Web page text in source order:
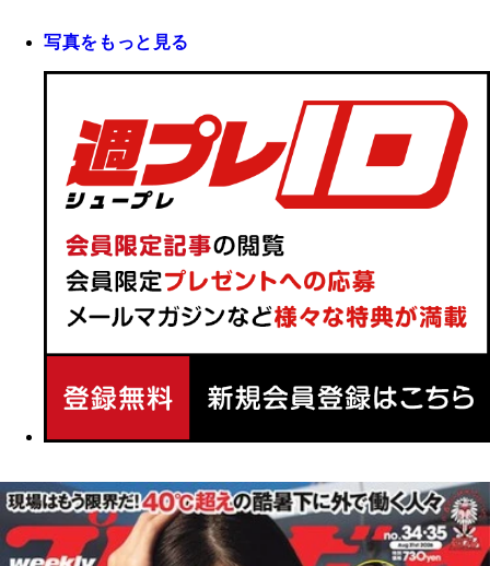
写真をもっと見る